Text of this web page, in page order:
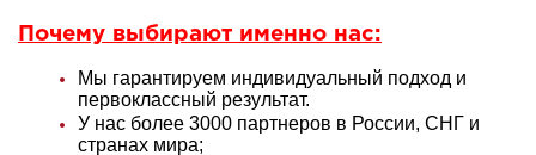
Почему выбирают именно нас:
Мы гарантируем индивидуальный подход и
первоклассный результат.
У нас более 3000 партнеров в России, СНГ и
странах мира;